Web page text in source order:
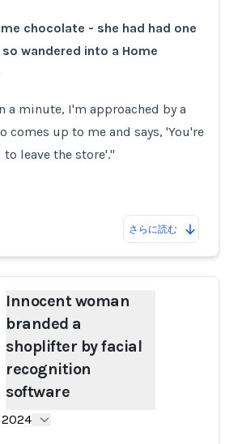
chocolate - she had had one
wandered into a Home
a minute, I'm approached by a
comes up to me and says, 'You're
to leave the store'."
さらに読む
Innocent woman
branded a
shoplifter by facial
recognition
software
2024